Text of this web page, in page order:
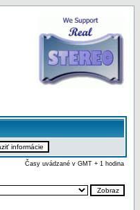
Časy uvádzané v GMT + 1 hodina